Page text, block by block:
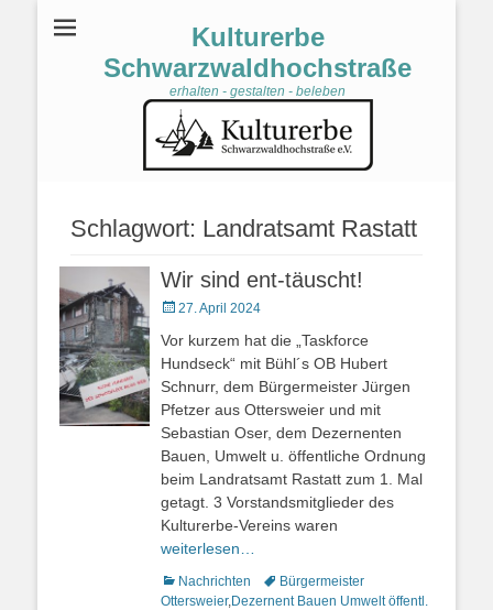
Kulturerbe
Schwarzwaldhochstraße
erhalten - gestalten - beleben
Schlagwort: Landratsamt Rastatt
Wir sind ent-täuscht!
Veröffentlicht
27. April 2024
Vor kurzem hat die „Taskforce
Hundseck“ mit Bühl´s OB Hubert
Schnurr, dem Bürgermeister Jürgen
Pfetzer aus Ottersweier und mit
Sebastian Oser, dem Dezernenten
Bauen, Umwelt u. öffentliche Ordnung
beim Landratsamt Rastatt zum 1. Mal
getagt. 3 Vorstandsmitglieder des
Kulturerbe-Vereins waren
weiterlesen…
Kategorien
Nachrichten Schlagworte
Bürgermeister
Ottersweier,Dezernent Bauen Umwelt öffentl.